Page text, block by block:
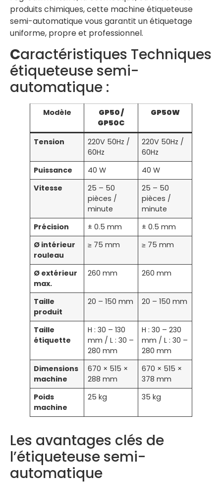
produits chimiques, cette machine étiqueteuse
semi-automatique vous garantit un étiquetage
uniforme, propre et professionnel.
Caractéristiques Techniques
étiqueteuse semi-
automatique :
Modèle
GP50 /
GP50C
GP50W
Tension
220V 50Hz /
60Hz
220V 50Hz /
60Hz
Puissance
40 W
40 W
Vitesse
25 – 50
pièces /
minute
25 – 50
pièces /
minute
Précision
± 0.5 mm
± 0.5 mm
Ø intérieur
rouleau
≥ 75 mm ≥ 75 mm
Ø extérieur
max.
260 mm 260 mm
Taille
produit
20 – 150 mm 20 – 150 mm
Taille
étiquette
H : 30 – 130
mm / L : 30 –
280 mm
H : 30 – 230
mm / L : 30 –
280 mm
Dimensions
machine
670 × 515 ×
288 mm
670 × 515 ×
378 mm
Poids
machine
25 kg 35 kg
Les avantages clés de
l’étiqueteuse semi-
automatique